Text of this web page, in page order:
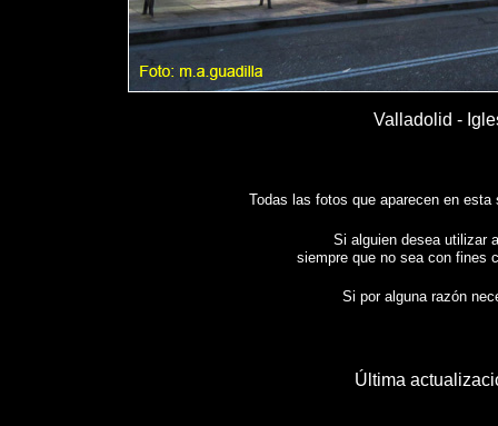
Valladolid -
Todas las fotos que aparecen en esta
Si alguien desea utilizar
siempre que no sea con fines
Si por alguna razón
Última